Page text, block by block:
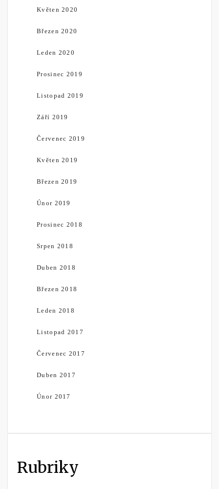
Květen 2020
Březen 2020
Leden 2020
Prosinec 2019
Listopad 2019
Září 2019
Červenec 2019
Květen 2019
Březen 2019
Únor 2019
Prosinec 2018
Srpen 2018
Duben 2018
Březen 2018
Leden 2018
Listopad 2017
Červenec 2017
Duben 2017
Únor 2017
Rubriky